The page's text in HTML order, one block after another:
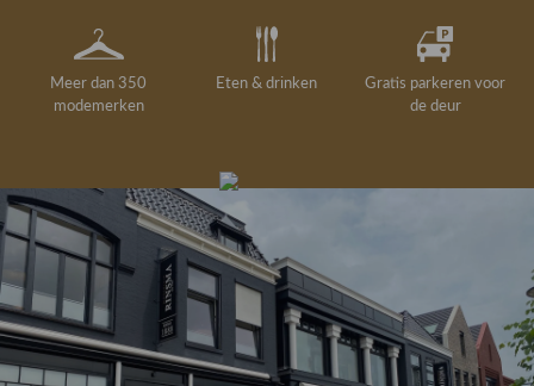
Meer dan 350
modemerken
Eten & drinken
Gratis parkeren voor
de deur
drankje
Gratis retourneren in
de winkel
Deskundig
kledingadvies